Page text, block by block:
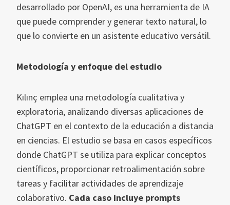
desarrollado por OpenAI, es una herramienta de IA
que puede comprender y generar texto natural, lo
que lo convierte en un asistente educativo versátil.
Metodología y enfoque del estudio
Kılınç emplea una metodología cualitativa y
exploratoria, analizando diversas aplicaciones de
ChatGPT en el contexto de la educación a distancia
en ciencias. El estudio se basa en casos específicos
donde ChatGPT se utiliza para explicar conceptos
científicos, proporcionar retroalimentación sobre
tareas y facilitar actividades de aprendizaje
colaborativo. Cada caso incluye prompts